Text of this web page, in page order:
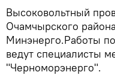
Высоковольтный
Очамчырского
Минэнерго.Работы
ведут специалисты
"Черноморэнерго".